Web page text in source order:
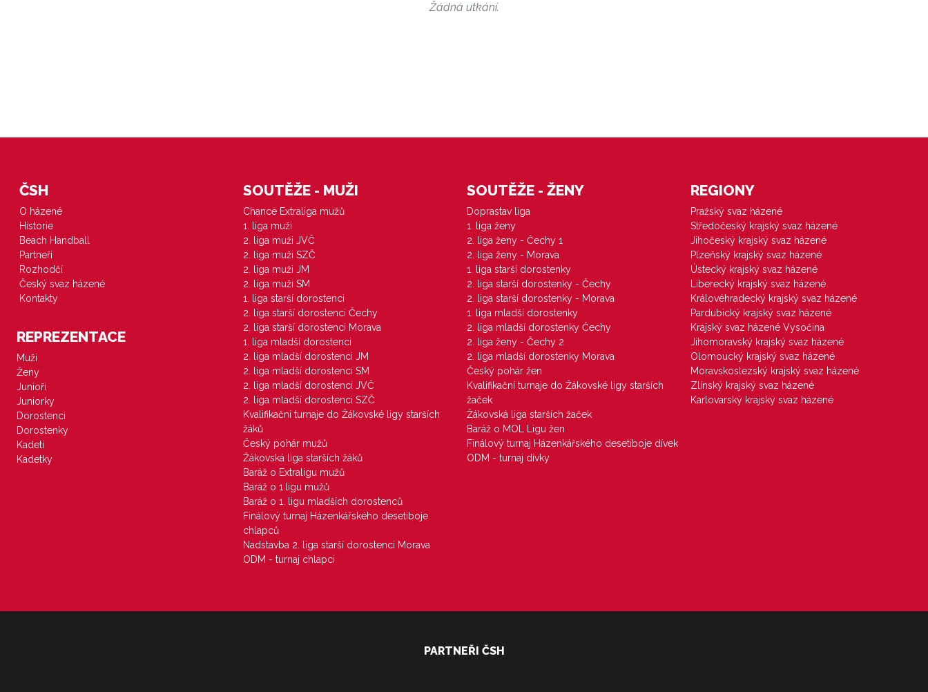
Žádná utkání.
ČSH
O házené
Historie
Beach Handball
Partneři
Rozhodčí
Český svaz házené
Kontakty
REPREZENTACE
Muži
Ženy
Junioři
Juniorky
Dorostenci
Dorostenky
Kadeti
Kadetky
SOUTĚŽE - MUŽI
Chance Extraliga mužů
1. liga muži
2. liga muži JVČ
2. liga muži SZČ
2. liga muži JM
2. liga muži SM
1. liga starší dorostenci
2. liga starší dorostenci Čechy
2. liga starší dorostenci Morava
1. liga mladší dorostenci
2. liga mladší dorostenci JM
2. liga mladší dorostenci SM
2. liga mladší dorostenci JVČ
2. liga mladší dorostenci SZČ
Kvalifikační turnaje do Žákovské ligy starších
žáků
Český pohár mužů
Žákovská liga starších žáků
Baráž o Extraligu mužů
Baráž o 1.ligu mužů
Baráž o 1. ligu mladších dorostenců
Finálový turnaj Házenkářského desetiboje
chlapců
Nadstavba 2. liga starší dorostenci Morava
ODM - turnaj chlapci
SOUTĚŽE - ŽENY
Doprastav liga
1. liga ženy
2. liga ženy - Čechy 1
2. liga ženy - Morava
1. liga starší dorostenky
2. liga starší dorostenky - Čechy
2. liga starší dorostenky - Morava
1. liga mladší dorostenky
2. liga mladší dorostenky Čechy
2. liga ženy - Čechy 2
2. liga mladší dorostenky Morava
Český pohár žen
Kvalifikační turnaje do Žákovské ligy starších
žaček
Žákovská liga starších žaček
Baráž o MOL Ligu žen
Finálový turnaj Házenkářského desetiboje dívek
ODM - turnaj dívky
REGIONY
Pražský svaz házené
Středočeský krajský svaz házené
Jihočeský krajský svaz házené
Plzeňský krajský svaz házené
Ústecký krajský svaz házené
Liberecký krajský svaz házené
Královéhradecký krajský svaz házené
Pardubický krajský svaz házené
Krajský svaz házené Vysočina
Jihomoravský krajský svaz házené
Olomoucký krajský svaz házené
Moravskoslezský krajský svaz házené
Zlínský krajský svaz házené
Karlovarský krajský svaz házené
PARTNEŘI ČSH